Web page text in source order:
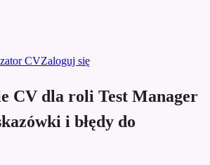
CVZaloguj się
CV dla roli Test Manager
i błędy do